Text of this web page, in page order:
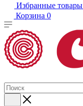
Избранные товары
Корзина 0